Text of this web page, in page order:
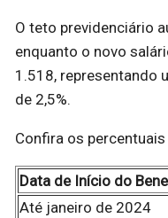
O teto previdenciário
enquanto o novo
1.518, representando
de 2,5%.
Confira os
Data de Início do
Até janeiro de 2024